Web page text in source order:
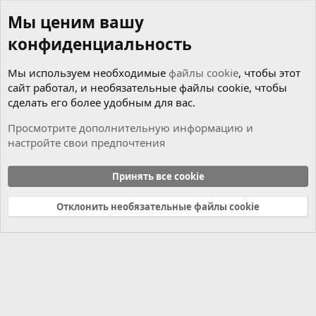
Cookies
Russian (RU)
Связь с нами
Условия и правила
Политика конфиденциальности
Справка Главная
R
Мы ценим вашу
конфиденциальность
Мы используем необходимые файлы cookie, чтобы этот
сайт работал, и необязательные файлы cookie, чтобы
сделать его более удобным для вас.
Просмотрите дополнительную информацию и
настройте свои предпочтения
Принять все cookie
Отклонить необязательные файлы cookie